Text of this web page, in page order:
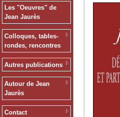
Les "Oeuvres" de
Jean Jaurès
Colloques, tables-
rondes, rencontres
Autres publications
Autour de Jean
Jaurès
Contact